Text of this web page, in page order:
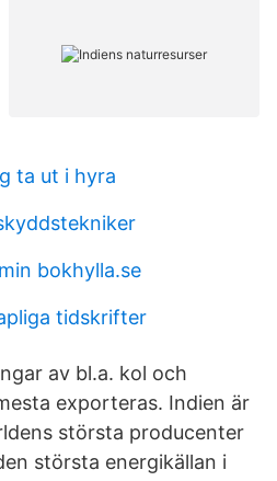
ta ut i hyra
bokhylla.se
tidskrifter
av bl.a. kol och
exporteras. Indien är
största producenter
största energikällan i